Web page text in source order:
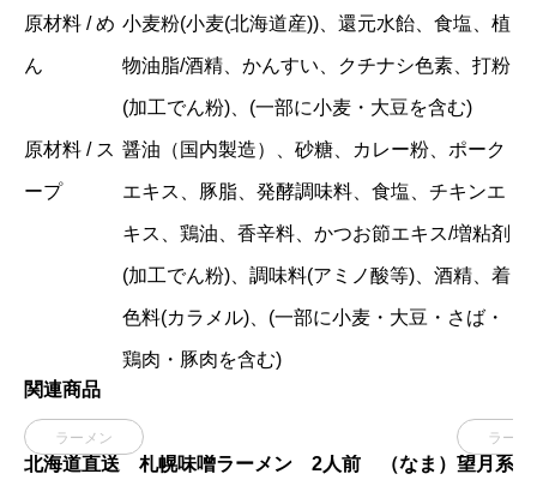
原材料 / め
ん
小麦粉(小麦(北海道産))、還元水飴、食塩、植
物油脂/酒精、かんすい、クチナシ色素、打粉
(加工でん粉)、(一部に小麦・大豆を含む)
原材料 / ス
ープ
醤油（国内製造）、砂糖、カレー粉、ポーク
エキス、豚脂、発酵調味料、食塩、チキンエ
キス、鶏油、香辛料、かつお節エキス/増粘剤
(加工でん粉)、調味料(アミノ酸等)、酒精、着
色料(カラメル)、(一部に小麦・大豆・さば・
鶏肉・豚肉を含む)
関連商品
ラーメン
北海道直送 札幌味噌ラーメン 2人前 （なま）
ラーメ
望月系